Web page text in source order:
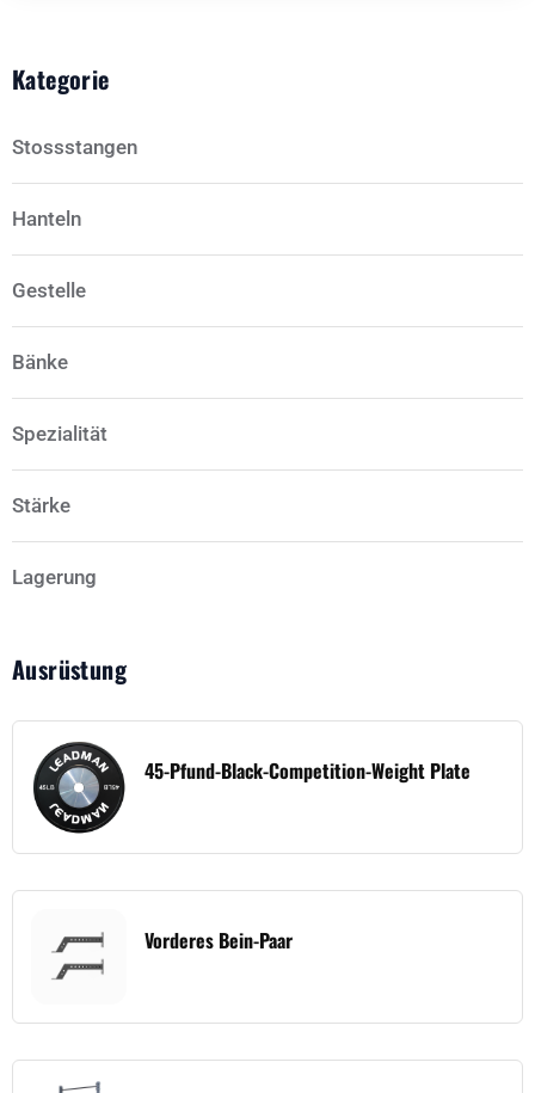
Kategorie
Stossstangen
Hanteln
Gestelle
Bänke
Spezialität
Stärke
Lagerung
Ausrüstung
45-Pfund-Black-Competition-Weight Plate
Vorderes Bein-Paar